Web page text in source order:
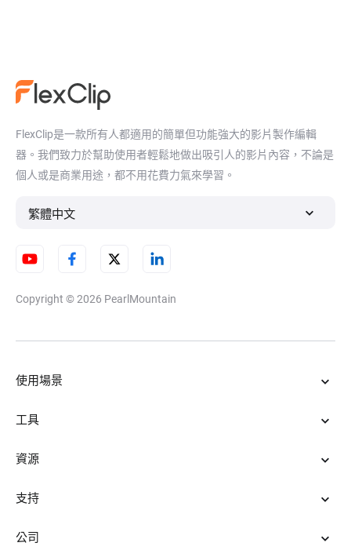
FlexClip是一款所有人都適用的簡單但功能強大的影片製作編輯
器。我們致力於幫助使用者輕鬆地做出吸引人的影片內容，不論是
個人或是商業用途，都不用花費力氣來學習。
繁體中文
Copyright © 2026 PearlMountain
使用場景
工具
資源
支持
公司